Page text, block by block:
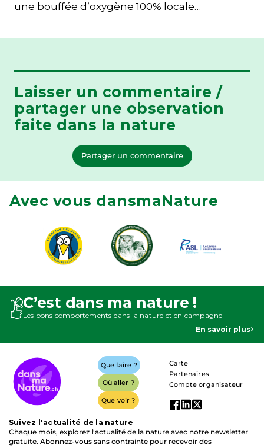
une bouffée d’oxygène 100% locale…
Laisser un commentaire /
partager une observation
faite dans la nature
Partager un commentaire
Avec vous dansmaNature
C’est dans ma nature !
Les bons comportements dans la nature et en campagne
En savoir plus
Que faire ?
Où aller ?
Que voir ?
Carte
Partenaires
Compte organisateur
Suivez l'actualité de la nature
Chaque mois, explorez l'actualité de la nature avec notre newsletter
gratuite. Abonnez-vous sans contrainte pour recevoir des